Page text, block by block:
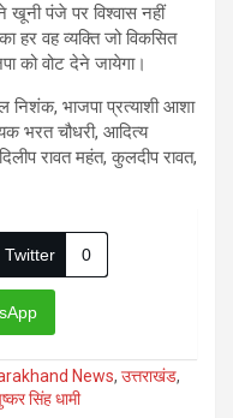
पंजे पर विश्वास नहीं
हर वह व्यक्ति जो विकसित
को वोट देने जायेगा।
निशंक, भाजपा प्रत्याशी आशा
भरत चौधरी, आदित्य
रावत महंत, कुलदीप रावत,
Twitter 0
News, उत्तराखंड,
सिंह धामी